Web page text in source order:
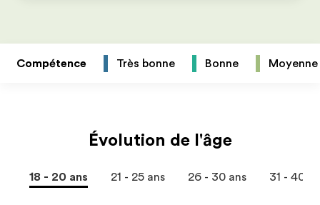
Compétence Très bonne Bonne Moyenne
Évolution de l'âge
18 - 20 ans 21 - 25 ans 26 - 30 ans 31 - 40